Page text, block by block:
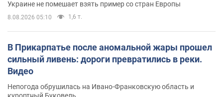
Украине не помешает взять пример со стран Европы
8.08.2026 05:10 1,6 т.
В Прикарпатье после аномальной жары прошел
сильный ливень: дороги превратились в реки.
Видео
Непогода обрушилась на Ивано-Франковскую область и
курортный Буковель